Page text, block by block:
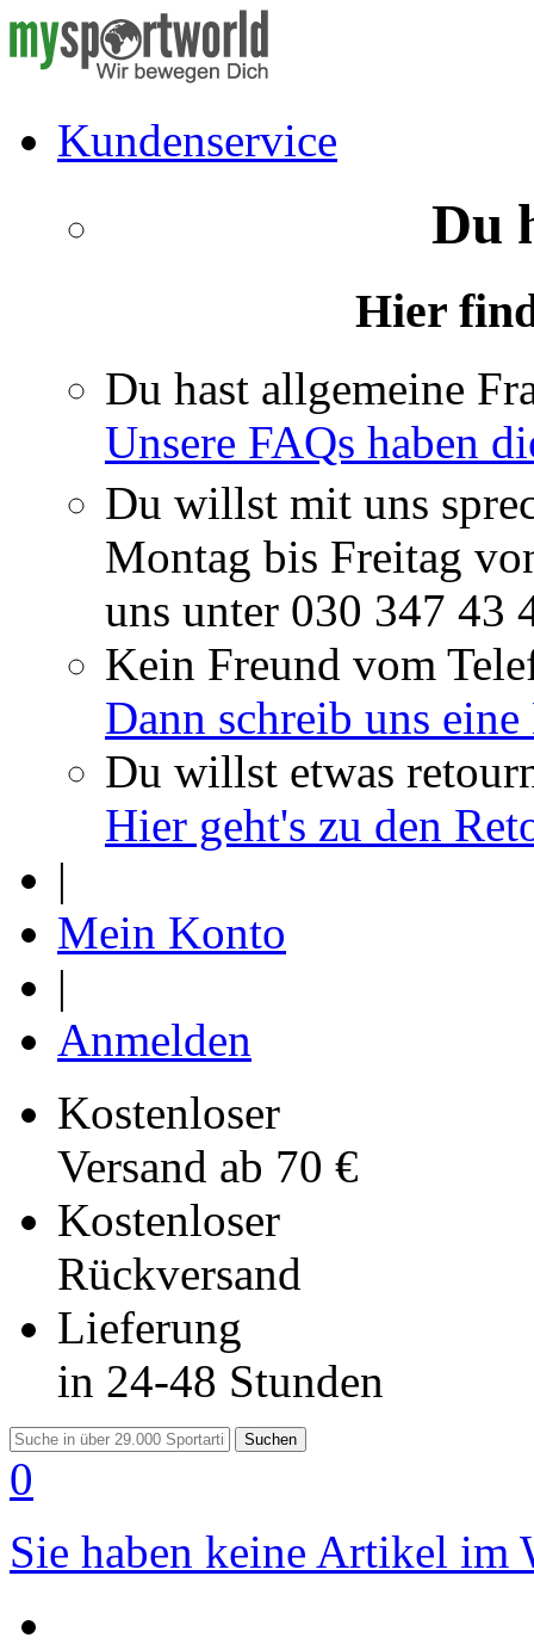
Kundenservice
Du
Hier
Du hast allgemeine
Unsere FAQs haben
Du willst mit uns
Montag bis Freitag
uns unter 030 347 43
Kein Freund vom
Dann schreib uns
Du willst etwas
Hier geht's zu den
|
Mein Konto
|
Anmelden
Kostenloser
Versand ab 70 €
Kostenloser
Rückversand
Lieferung
in 24-48 Stunden
Suchen
0
Sie haben keine Artikel im